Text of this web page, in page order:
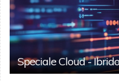
Speciale Cloud -